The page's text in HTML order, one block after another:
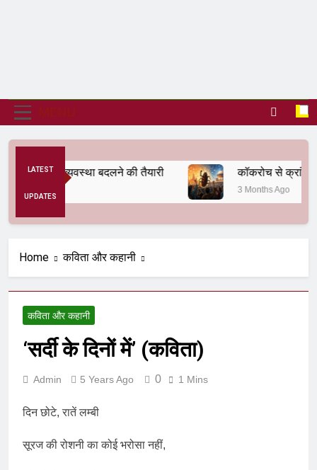
LATEST
UPDATES
अनैतिक व्यवस्था बदलने की तैयारी कॉकरोच से क्रांति तक
3 Months Ago
Home कविता और कहानी
कविता और कहानी
‘सर्दी के दिनों में’ (कविता)
Admin 5 Years Ago 0 1 Mins
दिन छोटे, रातें लम्बी
सूरज की रोशनी का कोई भरोसा नहीं,